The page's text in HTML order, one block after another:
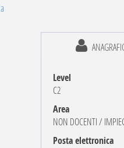
Level
C2
Area
NON DOCENTI /
Posta elettronica